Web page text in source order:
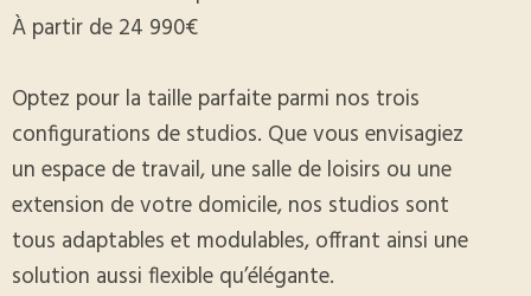
À partir de 24 990€
Optez pour la taille parfaite parmi nos trois
configurations de studios. Que vous envisagiez
un espace de travail, une salle de loisirs ou une
extension de votre domicile, nos studios sont
tous adaptables et modulables, offrant ainsi une
solution aussi flexible qu’élégante.